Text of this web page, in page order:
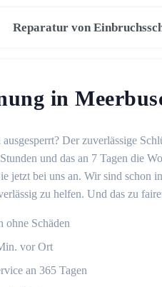
Reparatur von
in
Der zuverlässige
und das an 7 Tagen die
jetzt bei uns an. Wir sind schon
zu helfen. Und das zu
ohne Schäden
vor Ort
an 365 Tagen